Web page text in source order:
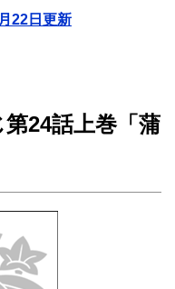
22日更新
24話上巻「蒲